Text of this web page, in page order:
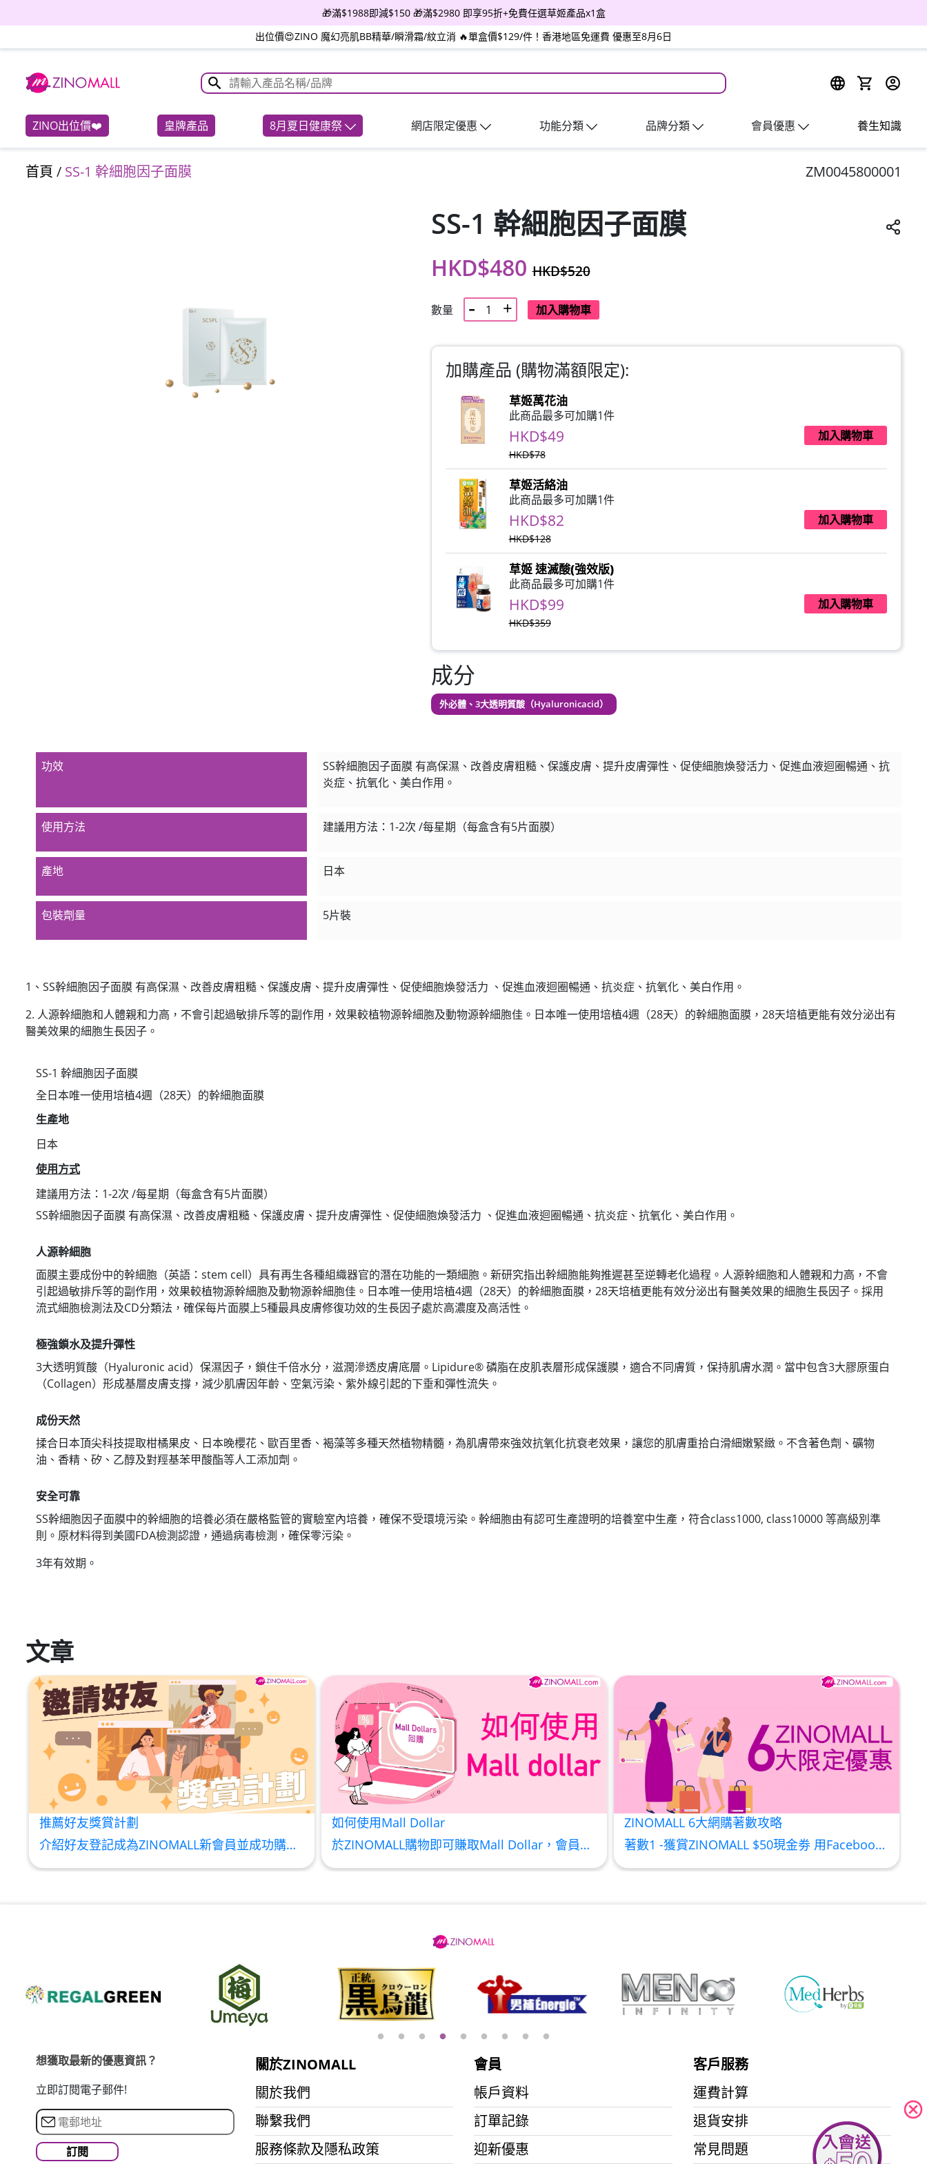
🎁滿$1988即減$150 🎁滿$2980 即享95折+免費任選草姬產品x1盒
出位價😍ZINO 魔幻亮肌BB精華/瞬滑霜/紋立消 🔥單盒價$129/件！香港地區免運費 優惠至8月6日
ZINO出位價❤️ 皇牌產品 8月夏日健康祭 網店限定優惠 功能分類 品牌分類 會員優惠 養生知識
首頁 / SS-1 幹細胞因子面膜 ZM0045800001
SS-1 幹細胞因子面膜
HKD$480 HKD$520
數量 加入購物車
加購產品 (購物滿額限定):
草姬萬花油
此商品最多可加購1件
HKD$49
HKD$78
加入購物車
草姬活絡油
此商品最多可加購1件
HKD$82
HKD$128
加入購物車
草姬 速滅酸(強效版)
此商品最多可加購1件
HKD$99
HKD$359
加入購物車
草姬 益菌之白潤
HKD$99
HKD$169 加入購物車
此商品最多可加購1件
此商品最多可加購1件
HKD$85 加入購物車
成分
外必體、3大透明質酸（Hyaluronicacid）
功效
SS幹細胞因子面膜 有高保濕、改善皮膚粗糙、保護皮膚、提升皮膚彈性、促使細胞煥發活力、促進血液迴圈暢通、抗
炎症、抗氧化、美白作用。
使用方法 建議用方法：‭1-2次 /每星期（每盒含有5片面膜）
產地 日本
包裝劑量 5片裝
1、SS幹細胞因子面膜 有高保濕、改善皮膚粗糙、保護皮膚、提升皮膚彈性、促使細胞煥發活力 、促進血液迴圈暢通、抗炎症、抗氧化、美白作用。
2. 人源幹細胞和人體親和力高，不會引起過敏排斥等的副作用，效果較植物源幹細胞及動物源幹細胞佳。日本唯一使用培植4週（28天）的幹細胞面膜，28天培植更能有效分泌出有
醫美效果的細胞生長因子。
SS-1 幹細胞因子面膜
全日本唯一使用培植4週（28天）的幹細胞面膜
生產地
日本
使用方式
建議用方法：‭1-2次 /每星期（每盒含有5片面膜）
SS幹細胞因子面膜 有高保濕、改善皮膚粗糙、保護皮膚、提升皮膚彈性、促使細胞煥發活力 、促進血液迴圈暢通、抗炎症、抗氧化、美白作用。
人源幹細胞
面膜主要成份中的幹細胞（英語：stem cell）具有再生各種組織器官的潛在功能的一類細胞。新研究指出幹細胞能夠推遲甚至逆轉老化過程。人源幹細胞和人體親和力高，不會
引起過敏排斥等的副作用，效果較植物源幹細胞及動物源幹細胞佳。日本唯一使用培植4週（28天）的幹細胞面膜，28天培植更能有效分泌出有醫美效果的細胞生長因子。採用
流式細胞檢測法及CD分類法，確保每片面膜上5種最具皮膚修復功效的生長因子處於高濃度及高活性。
極強鎖水及提升彈性
3大透明質酸（Hyaluronic acid）保濕因子，鎖住千倍水分，滋潤滲透皮膚底層。Lipidure® 磷脂在皮肌表層形成保護膜，適合不同膚質，保持肌膚水潤。當中包含3大膠原蛋白
（Collagen）形成基層皮膚支撐，減少肌膚因年齡、空氣污染、紫外線引起的下垂和彈性流失。
成份天然
揉合日本頂尖科技提取柑橘果皮、日本晚櫻花、歐百里香、褐藻等多種天然植物精髓，為肌膚帶來強效抗氧化抗衰老效果，讓您的肌膚重拾白滑細嫩緊緻。不含著色劑、礦物
油、香精、矽、乙醇及對羥基苯甲酸酯等人工添加劑。
安全可靠
SS幹細胞因子面膜中的幹細胞的培養必須在嚴格監管的實驗室內培養，確保不受環境污染。幹細胞由有認可生產證明的培養室中生產，符合class1000, class10000 等高級別準
則。原材料得到美國FDA檢測認證，通過病毒檢測，確保零污染。
3年有效期。
文章
推薦好友獎賞計劃
介紹好友登記成為ZINOMALL新會員並成功購物，您即可獲得$50Mall Dollar現金回贈，你的好友亦可同時獲得$50Mall Dollar現金回贈。 **舊會員必須完成首張訂單才可開通邀請好友獎賞計劃** 1. 舊會員可於 我的帳戶>>>邀請好友獎賞 中找到 好友推薦碼 (紅圈位置) 2. 會員可複製好友推薦碼並透過 Whatsapp / Facebook / Email分享給自己好友。推薦好友次數不限，介紹愈多新朋友，可獲得愈多Mall Dollar現金回贈。 3. 好友
如何使用Mall Dollar
於ZINOMALL購物即可賺取Mall Dollar，會員每次購物折實後每滿HK$100，即可賺取$5 Mall Dollar回贈。Mall Dollar 將會於訂單派送成功後7-14個工作天內自動加至客人户口。下次購物時，每 $1 Mall Dollar 即可當 HK$1 使用。 Step 1 請輸入電郵及密碼後按【登入】或直接連結Facebook 登入 Step 2 挑選合適貨品後，輸入購買數量，然後按【加入購物車】 Step 3 按一下右上角的購物車圖案 ,
ZINOMALL 6大網購著數攻略
著數1 -獲賞ZINOMALL $50現金劵 用Facebook或Email 成功登記做ZINOMALL網購會員，$50現金劵會自動加入閣下ZINOMALL的賬戶，單次購物滿$350，網上付款時即可使用$50優惠劵，只可使用一次。 著數2- 新會員購物滿$680(折實)即減$80, 再送豐富迎新禮物 【迎新禮物優惠劵】會自動加入閣下ZINOMALL的賬戶，新會員單次購物滿$680(折實)，網上付款時使用優惠劵，即減$80及送神秘迎新禮物。 著數3- 新會員購物滿$1088(折實)即減$150, 再送
想獲取最新的優惠資訊？
立即訂閱電子郵件!
關於ZINOMALL
關於我們
聯繫我們
服務條款及隱私政策
會員
帳戶資料
訂單記錄
迎新優惠
客戶服務
運費計算
退貨安排
常見問題
cancel